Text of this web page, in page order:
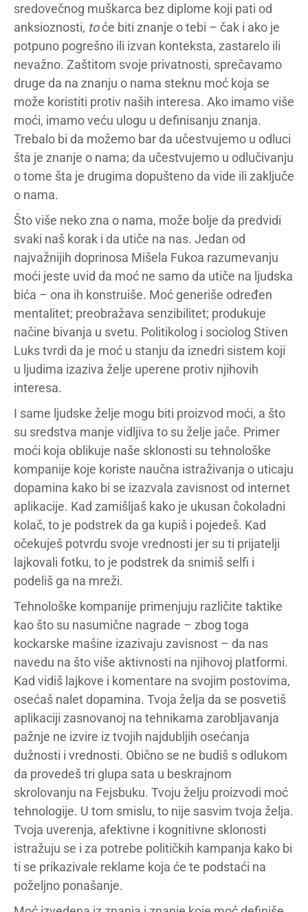
sredovečnog muškarca bez diplome koji pati od
anksioznosti, toće biti znanje o tebi – čak i ako je
potpuno pogrešno ili izvan konteksta, zastarelo ili
nevažno. Zaštitom svoje privatnosti, sprečavamo
druge da na znanju o nama steknu moć koja se
može koristiti protiv naših interesa. Ako imamo više
moći, imamo veću ulogu u definisanju znanja.
Trebalo bi da možemo bar da učestvujemo u odluci
šta je znanje o nama; da učestvujemo u odlučivanju
o tome šta je drugima dopušteno da vide ili zaključe
o nama.
Što više neko zna o nama, može bolje da predvidi
svaki naš korak i da utiče na nas. Jedan od
najvažnijih doprinosa Mišela Fukoa razumevanju
moći jeste uvid da moć ne samo da utiče na ljudska
bića – ona ih konstruiše. Moć generiše određen
mentalitet; preobražava senzibilitet; produkuje
načine bivanja u svetu. Politikolog i sociolog Stiven
Luks tvrdi da je moć u stanju da iznedri sistem koji
u ljudima izaziva želje uperene protiv njihovih
interesa.
I same ljudske želje mogu biti proizvod moći, a što
su sredstva manje vidljiva to su želje jače. Primer
moći koja oblikuje naše sklonosti su tehnološke
kompanije koje koriste naučna istraživanja o uticaju
dopamina kako bi se izazvala zavisnost od internet
aplikacije. Kad zamišljaš kako je ukusan čokoladni
kolač, to je podstrek da ga kupiš i pojedeš. Kad
očekuješ potvrdu svoje vrednosti jer su ti prijatelji
lajkovali fotku, to je podstrek da snimiš selfi i
podeliš ga na mreži.
Tehnološke kompanije primenjuju različite taktike
kao što su nasumične nagrade – zbog toga
kockarske mašine izazivaju zavisnost – da nas
navedu na što više aktivnosti na njihovoj platformi.
Kad vidiš lajkove i komentare na svojim postovima,
osećaš nalet dopamina. Tvoja želja da se posvetiš
aplikaciji zasnovanoj na tehnikama zarobljavanja
pažnje ne izvire iz tvojih najdubljih osećanja
dužnosti i vrednosti. Obično se ne budiš s odlukom
da provedeš tri glupa sata u beskrajnom
skrolovanju na Fejsbuku. Tvoju želju proizvodi moć
tehnologije. U tom smislu, to nije sasvim tvoja želja.
Tvoja uverenja, afektivne i kognitivne sklonosti
istražuju se i za potrebe političkih kampanja kako bi
ti se prikazivale reklame koja će te podstaći na
poželjno ponašanje.